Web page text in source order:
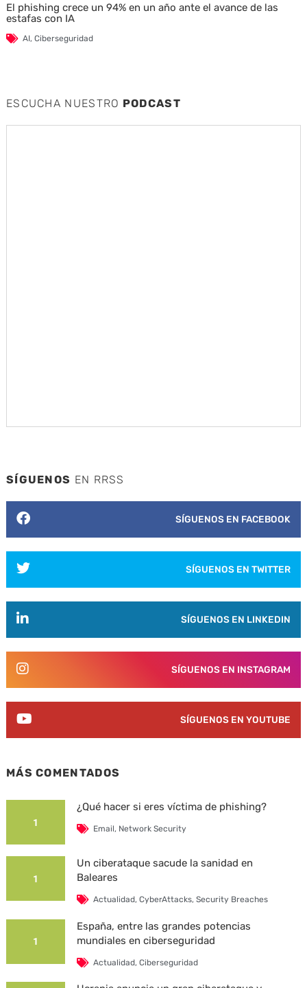
El phishing crece un 94% en un año ante el avance de las
estafas con IA
AI, Ciberseguridad
ESCUCHA NUESTRO PODCAST
SÍGUENOS EN RRSS
SÍGUENOS EN FACEBOOK
SÍGUENOS EN TWITTER
SÍGUENOS EN LINKEDIN
SÍGUENOS EN INSTAGRAM
SÍGUENOS EN YOUTUBE
MÁS COMENTADOS
1
¿Qué hacer si eres víctima de phishing?
Email, Network Security
1
Un ciberataque sacude la sanidad en
Baleares
Actualidad,CyberAttacks,Security Breaches
1
España, entre las grandes potencias
mundiales en ciberseguridad
Actualidad,Ciberseguridad